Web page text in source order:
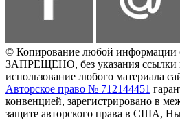
© Копирование любой
ЗАПРЕЩЕНО, без указания ссылки
использование любого материала
Авторское право № 712144451
конвенцией, зарегистрировано в
защите авторского права в США,